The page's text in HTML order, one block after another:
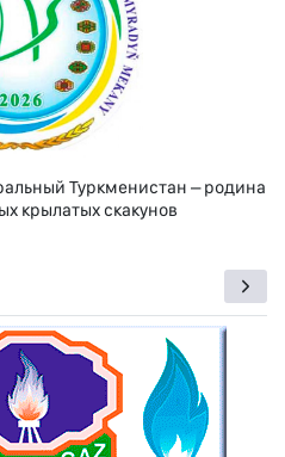
Туркменистан – родина
крылатых скакунов